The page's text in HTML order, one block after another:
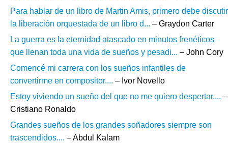
Para hablar de un libro de Martin Amis, primero debe discutir
la liberación orquestada de un libro d... – Graydon Carter
La guerra es la eternidad atascado en minutos frenéticos
que llenan toda una vida de sueños y pesadi... – John Cory
Comencé mi carrera con los sueños infantiles de
convertirme en compositor.... – Ivor Novello
Estoy viviendo un sueño del que no me quiero despertar.... –
Cristiano Ronaldo
Grandes sueños de los grandes soñadores siempre son
trascendidos.... – Abdul Kalam